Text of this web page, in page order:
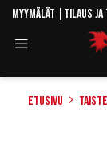
Myymälät Tilaus
Etusivu